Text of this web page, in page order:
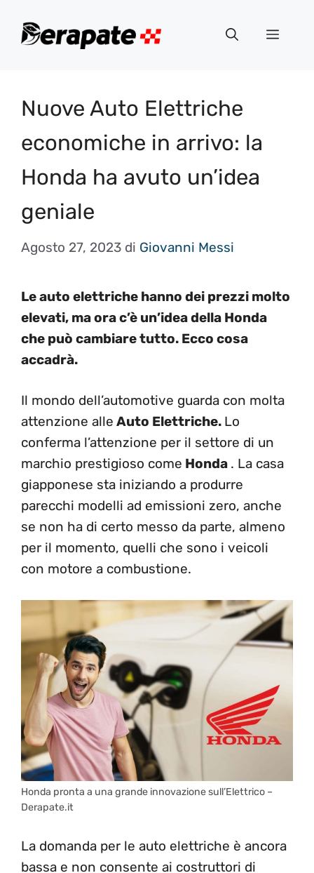
Menu
Nuove Auto Elettriche
economiche in arrivo: la
Honda ha avuto un’idea
geniale
Agosto 27, 2023 di Giovanni Messi
Le auto elettriche hanno dei prezzi molto
elevati, ma ora c’è un’idea della Honda
che può cambiare tutto. Ecco cosa
accadrà.
Il mondo dell’automotive guarda con molta
attenzione alle Auto Elettriche. Lo
conferma l’attenzione per il settore di un
marchio prestigioso come Honda . La casa
giapponese sta iniziando a produrre
parecchi modelli ad emissioni zero, anche
se non ha di certo messo da parte, almeno
per il momento, quelli che sono i veicoli
con motore a combustione.
Honda pronta a una grande innovazione sull’Elettrico –
Derapate.it
La domanda per le auto elettriche è ancora
bassa e non consente ai costruttori di